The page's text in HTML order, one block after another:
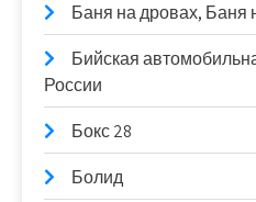
Баня на дровах, Баня
Бийская
России
Бокс 28
Болид